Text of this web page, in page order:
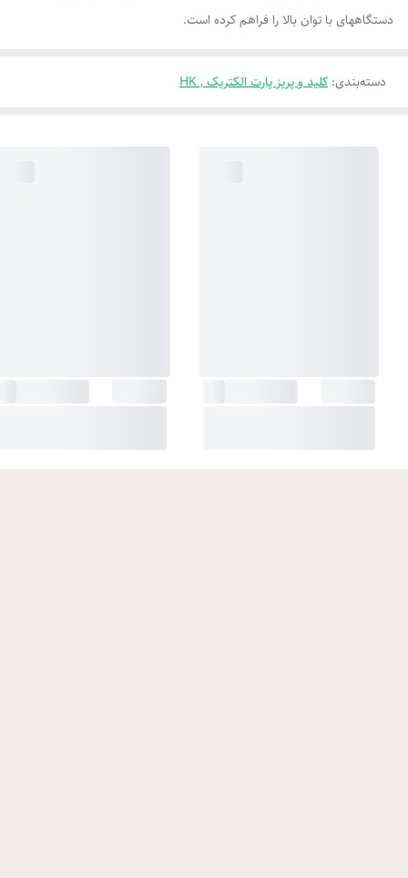
دستگاههای با توان بالا را فراهم کرده است.
دسته‌بندی: کلید و پریز پارت الکتریک , HK